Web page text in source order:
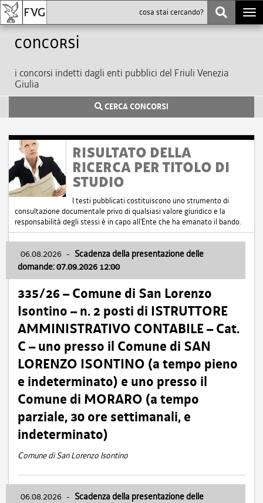
Concorsi
i concorsi indetti dagli enti pubblici del Friuli Venezia
Giulia
CERCA CONCORSI
RISULTATO DELLA
RICERCA PER TITOLO DI
STUDIO
I testi pubblicati costituiscono uno strumento di
consultazione documentale privo di qualsiasi valore giuridico e la
responsabilità degli stessi è in capo all'Ente che ha emanato il bando.
06.08.2026 - Scadenza della presentazione delle
domande: 07.09.2026 12:00
335/26 – Comune di San Lorenzo
Isontino – n. 2 posti di ISTRUTTORE
AMMINISTRATIVO CONTABILE – Cat.
C – uno presso il Comune di SAN
LORENZO ISONTINO (a tempo pieno
e indeterminato) e uno presso il
Comune di MORARO (a tempo
parziale, 30 ore settimanali, e
indeterminato)
Comune di San Lorenzo Isontino
06.08.2026 - Scadenza della presentazione delle